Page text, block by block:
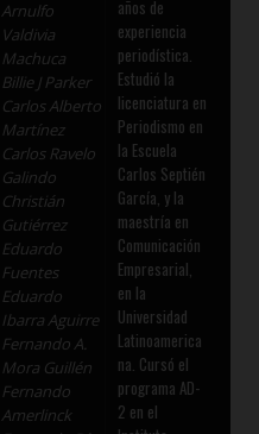
Arnulfo
Valdivia
Machuca
Billie J Parker
Carlos Alberto
Martínez
Carlos Ravelo
Galindo
Christián
Gutiérrez
Eduardo
Fuentes
Eduardo
Ibarra Aguirre
Fernando A.
Mora Guillén
Fernando
Amerlinck
años de
experiencia
periodística.
Estudió la
licenciatura en
Periodismo en
la Escuela
Carlos Septién
García, y la
maestría en
Comunicación
Empresarial,
en la
Universidad
Latinoamerica
na. Cursó el
programa AD-
2 en el